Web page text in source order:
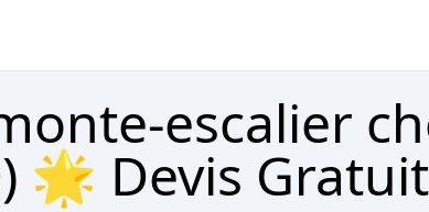
escalier
🌟 Devis